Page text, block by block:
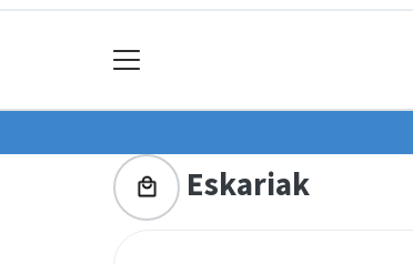
Eskariak